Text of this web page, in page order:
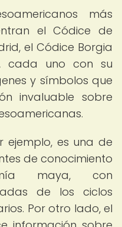
más
el Códice de
el Códice Borgia
cada uno con su
y símbolos que
invaluable sobre
ejemplo, es una de
de conocimiento
maya, con
de los ciclos
Por otro lado, el